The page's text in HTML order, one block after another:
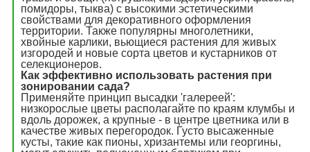
помидоры, тыква) с высокими эстетическими
свойствами для декоративного оформления
территории. Также популярны многолетники,
хвойные карлики, вьющиеся растения для живых
изгородей и новые сорта цветов и кустарников от
селекционеров.
Как эффективно использовать растения при
зонировании сада?
Применяйте принцип высадки 'галереей':
низкорослые цветы располагайте по краям клумбы и
вдоль дорожек, а крупные - в центре цветника или в
качестве живых перегородок. Густо высаженные
кусты, такие как пионы, хризантемы или георгины,